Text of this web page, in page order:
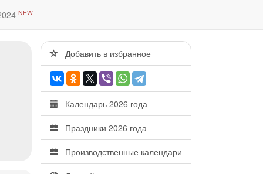
NEW
Добавить в избранное
Календарь 2026 года
Праздники 2026 года
Производственные календари